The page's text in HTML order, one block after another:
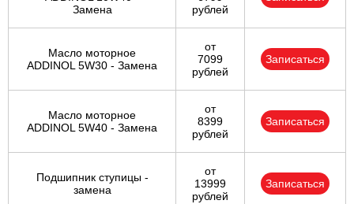
Замена
рублей
Масло моторное
ADDINOL 5W30 - Замена
от
7099
рублей
Записаться
Масло моторное
ADDINOL 5W40 - Замена
от
8399
рублей
Записаться
Подшипник ступицы -
замена
от
13999
рублей
Записаться